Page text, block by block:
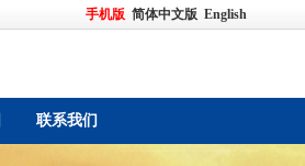
手机版 简体中文版 English
联系我们